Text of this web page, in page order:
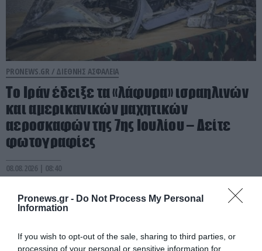
Pronews.gr - Do Not Process My Personal
Information
If you wish to opt-out of the sale, sharing to third parties, or
processing of your personal or sensitive information for
PRONEWS.GR / ΔΙΕΘΝΗΣ ΑΣΦΑΛΕΙΑ
Το Ιράν έδειξε τα «λάφυρα» ισραηλινών
και αμερικανικών μαχητικών
αεροσκαφών της 7ης Ιουλίου – Δείτε
φωτογραφίες
08.08.2026 | 08:40